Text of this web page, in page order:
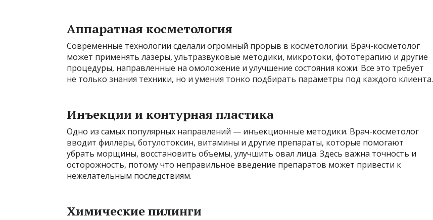
Аппаратная косметология
Современные технологии сделали огромный прорыв в косметологии. Врач-косметолог
может применять лазеры, ультразвуковые методики, микротоки, фототерапию и другие
процедуры, направленные на омоложение и улучшение состояния кожи. Все это требует
не только знания техники, но и умения тонко подбирать параметры под каждого клиента.
Инъекции и контурная пластика
Одно из самых популярных направлений — инъекционные методики. Врач-косметолог
вводит филлеры, ботулотоксин, витамины и другие препараты, которые помогают
убрать морщины, восстановить объемы, улучшить овал лица. Здесь важна точность и
осторожность, потому что неправильное введение препаратов может привести к
нежелательным последствиям.
Химические пилинги